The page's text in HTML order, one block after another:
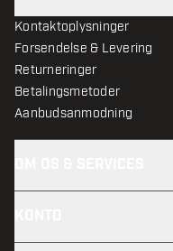
Kontaktoplysninger
Forsendelse & Levering
Returneringer
Betalingsmetoder
Aanbudsanmodning